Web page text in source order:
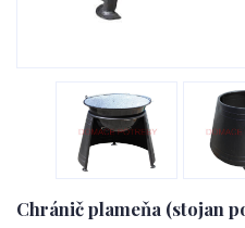
Chránič plameňa (stojan